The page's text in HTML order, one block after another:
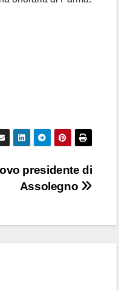
presidente di
Assolegno